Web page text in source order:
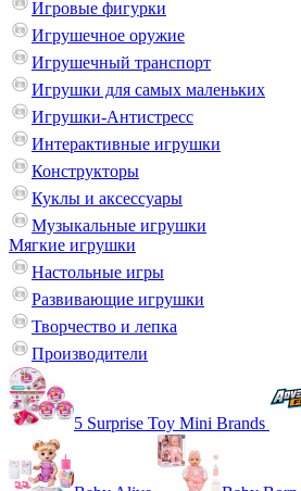
Игровые фигурки
Игрушечное оружие
Игрушечный транспорт
Игрушки для самых маленьких
Игрушки-Антистресс
Интерактивные игрушки
Конструкторы
Куклы и аксессуары
Музыкальные игрушки
Мягкие игрушки
Настольные игры
Развивающие игрушки
Творчество и лепка
Производители
5 Surprise Toy Mini Brands